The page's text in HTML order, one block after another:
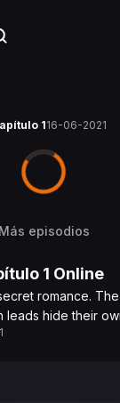
116-06-2021
Más episodios
1 Online
romance.
hide their